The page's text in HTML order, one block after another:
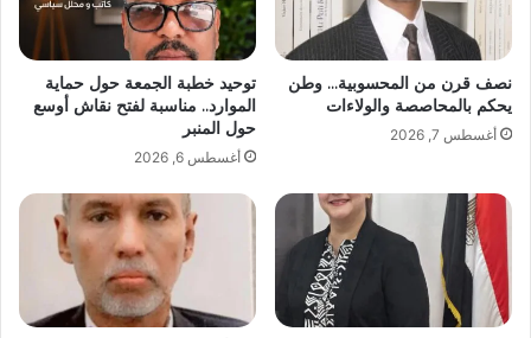
نصف قرن من المحسوبية… وطن
يحكم بالمحاصصة والولاءات
أغسطس 7, 2026
توحيد خطبة الجمعة حول حماية
الموارد.. مناسبة لفتح نقاش أوسع
حول المنبر
أغسطس 6, 2026